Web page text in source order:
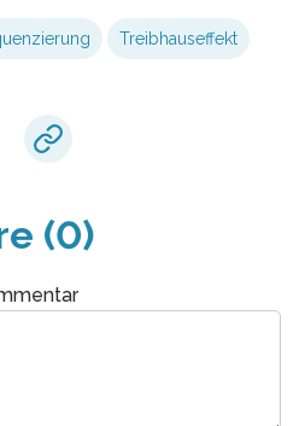
Treibhauseffekt
(0)